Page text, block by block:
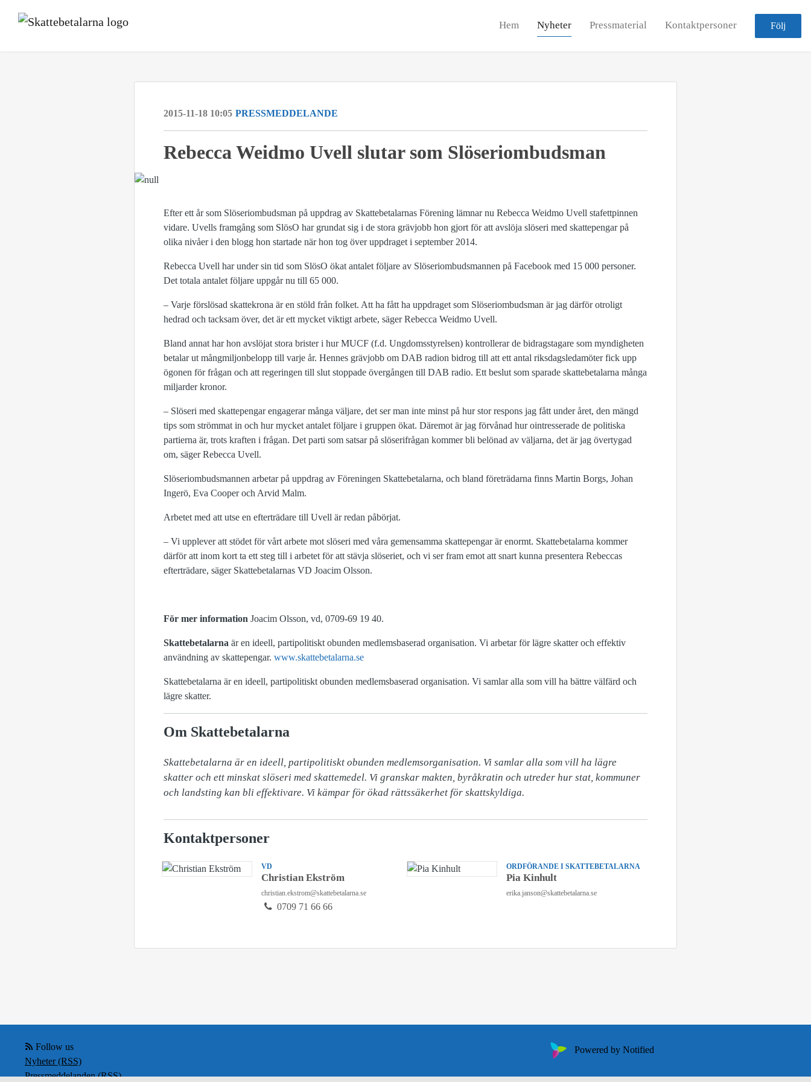
Hem Nyheter Pressmaterial Kontaktpersoner Följ
2015-11-18 10:05 PRESSMEDDELANDE
Rebecca Weidmo Uvell slutar som Slöseriombudsman
Efter ett år som Slöseriombudsman på uppdrag av Skattebetalarnas Förening lämnar nu Rebecca Weidmo Uvell stafettpinnen
vidare. Uvells framgång som SlösO har grundat sig i de stora grävjobb hon gjort för att avslöja slöseri med skattepengar på
olika nivåer i den blogg hon startade när hon tog över uppdraget i september 2014.
Rebecca Uvell har under sin tid som SlösO ökat antalet följare av Slöseriombudsmannen på Facebook med 15 000 personer.
Det totala antalet följare uppgår nu till 65 000.
– Varje förslösad skattekrona är en stöld från folket. Att ha fått ha uppdraget som Slöseriombudsman är jag därför otroligt
hedrad och tacksam över, det är ett mycket viktigt arbete, säger Rebecca Weidmo Uvell.
Bland annat har hon avslöjat stora brister i hur MUCF (f.d. Ungdomsstyrelsen) kontrollerar de bidragstagare som myndigheten
betalar ut mångmiljonbelopp till varje år. Hennes grävjobb om DAB radion bidrog till att ett antal riksdagsledamöter fick upp
ögonen för frågan och att regeringen till slut stoppade övergången till DAB radio. Ett beslut som sparade skattebetalarna många
miljarder kronor.
– Slöseri med skattepengar engagerar många väljare, det ser man inte minst på hur stor respons jag fått under året, den mängd
tips som strömmat in och hur mycket antalet följare i gruppen ökat. Däremot är jag förvånad hur ointresserade de politiska
partierna är, trots kraften i frågan. Det parti som satsar på slöserifrågan kommer bli belönad av väljarna, det är jag övertygad
om, säger Rebecca Uvell.
Slöseriombudsmannen arbetar på uppdrag av Föreningen Skattebetalarna, och bland företrädarna finns Martin Borgs, Johan
Ingerö, Eva Cooper och Arvid Malm.
Arbetet med att utse en efterträdare till Uvell är redan påbörjat.
– Vi upplever att stödet för vårt arbete mot slöseri med våra gemensamma skattepengar är enormt. Skattebetalarna kommer
därför att inom kort ta ett steg till i arbetet för att stävja slöseriet, och vi ser fram emot att snart kunna presentera Rebeccas
efterträdare, säger Skattebetalarnas VD Joacim Olsson.
För mer information Joacim Olsson, vd, 0709-69 19 40.
Skattebetalarna är en ideell, partipolitiskt obunden medlemsbaserad organisation. Vi arbetar för lägre skatter och effektiv
användning av skattepengar. www.skattebetalarna.se
Skattebetalarna är en ideell, partipolitiskt obunden medlemsbaserad organisation. Vi samlar alla som vill ha bättre välfärd och
lägre skatter.
Om Skattebetalarna
Skattebetalarna är en ideell, partipolitiskt obunden medlemsorganisation. Vi samlar alla som vill ha lägre
skatter och ett minskat slöseri med skattemedel. Vi granskar makten, byråkratin och utreder hur stat, kommuner
och landsting kan bli effektivare. Vi kämpar för ökad rättssäkerhet för skattskyldiga.
Kontaktpersoner
VD
Christian Ekström
christian.ekstrom@skattebetalarna.se
0709 71 66 66
ORDFÖRANDE I SKATTEBETALARNA
Pia Kinhult
erika.janson@skattebetalarna.se
Follow us
Nyheter (RSS)
Pressmeddelanden (RSS)
Powered by Notified